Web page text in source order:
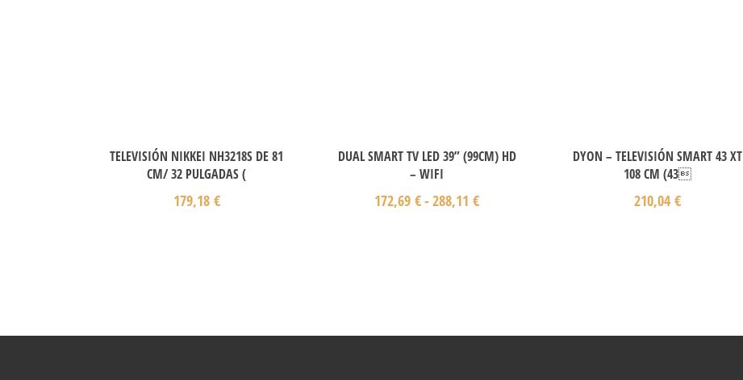
TELEVISIÓN NIKKEI NH3218S DE 81
CM/ 32 PULGADAS (
179,18 €
DUAL SMART TV LED 39” (99CM) HD
– WIFI
172,69€- 288,11€
DYON – TELEVISIÓN SMART 43 XT
108 CM (43
210,04 €